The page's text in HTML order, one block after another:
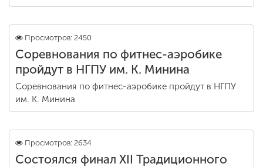
Просмотров: 2450
Соревнования по фитнес-аэробике
пройдут в НГПУ им. К. Минина
Соревнования по фитнес-аэробике пройдут в НГПУ
им. К. Минина
Просмотров: 2634
Состоялся финал XII Традиционного